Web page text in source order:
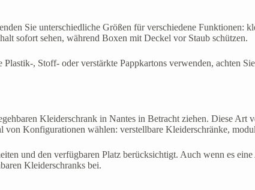
Sie unterschiedliche Größen für verschiedene Funktionen:
sofort sehen, während Boxen mit Deckel vor Staub schützen.
, Stoff- oder verstärkte Pappkartons verwenden, achten
Kleiderschrank in Nantes in Betracht ziehen. Diese
Konfigurationen wählen: verstellbare Kleiderschränke,
und den verfügbaren Platz berücksichtigt. Auch wenn es
Kleiderschranks bei.